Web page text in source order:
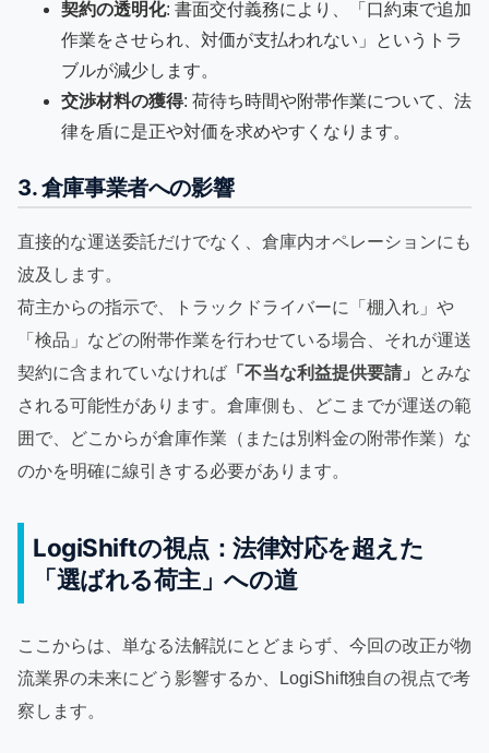
契約の透明化: 書面交付義務により、「口約束で追加
作業をさせられ、対価が支払われない」というトラ
ブルが減少します。
交渉材料の獲得: 荷待ち時間や附帯作業について、法
律を盾に是正や対価を求めやすくなります。
3. 倉庫事業者への影響
直接的な運送委託だけでなく、倉庫内オペレーションにも
波及します。
荷主からの指示で、トラックドライバーに「棚入れ」や
「検品」などの附帯作業を行わせている場合、それが運送
契約に含まれていなければ 「不当な利益提供要請」
とみな
される可能性があります。倉庫側も、どこまでが運送の範
囲で、どこからが倉庫作業（または別料金の附帯作業）な
のかを明確に線引きする必要があります。
LogiShiftの視点：法律対応を超えた
「選ばれる荷主」への道
ここからは、単なる法解説にとどまらず、今回の改正が物
流業界の未来にどう影響するか、LogiShift独自の視点で考
察します。